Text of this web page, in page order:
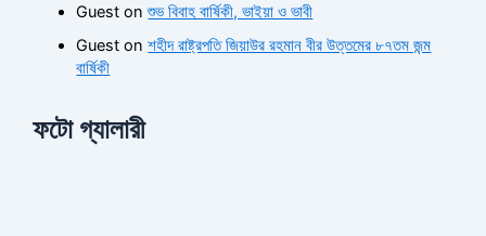
Guest onশুভ বিবাহ বার্ষিকী, ভাইয়া ও ভাবী
Guest onশহীদ রাষ্ট্রপতি জিয়াউর রহমান বীর উত্তমের ৮৭তম জন্ম
বার্ষিকী
ফটো গ্যালারী